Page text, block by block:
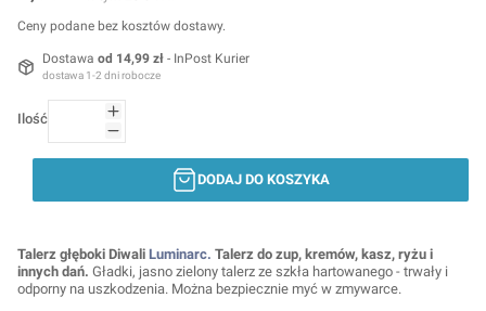
Ceny podane bez kosztów dostawy.
Dostawa od 14,99 zł - InPost Kurier
dostawa 1-2 dni robocze
Ilość
DODAJ DO KOSZYKA
Talerz głęboki Diwali Luminarc. Talerz do zup, kremów, kasz, ryżu i
innych dań. Gładki, jasno zielony talerz ze szkła hartowanego - trwały i
odporny na uszkodzenia. Można bezpiecznie myć w zmywarce.